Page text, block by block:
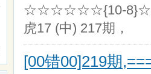
☆☆☆☆☆☆{10-
虎17 (中) 217期，
[00错00]219期